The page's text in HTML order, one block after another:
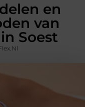
en
van
Soest